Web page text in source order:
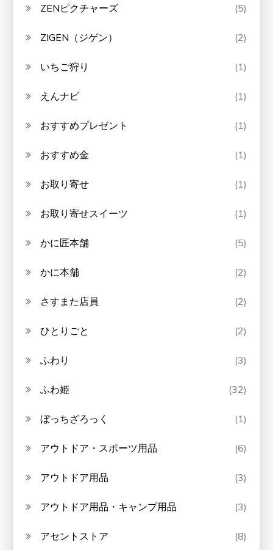
ZENピクチャーズ (5)
ZIGEN（ジゲン） (2)
いちご狩り (1)
えんナビ (1)
おすすめプレゼント (1)
おすすめ金 (1)
お取り寄せ (1)
お取り寄せスイーツ (1)
かに匠本舗 (5)
かに本舗 (2)
さすまた店員 (2)
ひとりごと (2)
ふわり (3)
ふわ姫 (32)
ぼっちざろっく (1)
アウトドア・スポーツ用品 (6)
アウトドア用品 (3)
アウトドア用品・キャンプ用品 (3)
アセントストア (8)